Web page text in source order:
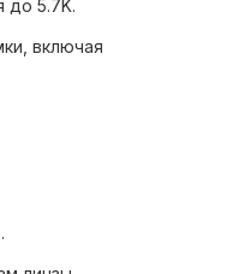
до 5.7K.
включая
данных.